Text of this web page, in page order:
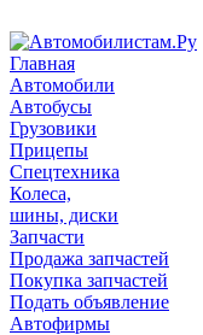
Главная
Автомобили
Автобусы
Грузовики
Прицепы
Спецтехника
Колеса,
шины, диски
Запчасти
Продажа запчастей
Покупка запчастей
Подать объявление
Автофирмы